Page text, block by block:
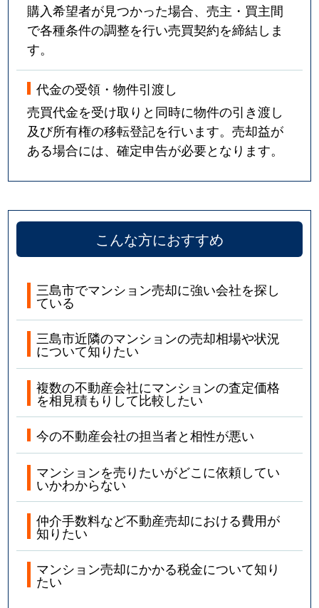
購入希望者が見つかった場合、売主・買主間
で各種条件の調整を行い売買契約を締結しま
す。
代金の受領・物件引渡し
売買代金を受け取りと同時に物件の引き渡し
及び所有権の移転登記を行います。売却益が
ある場合には、確定申告が必要となります。
こんな方におすすめ
三島市でマンション売却に強い会社を探し
ている
三島市近隣のマンションの売却相場や状況
について知りたい
複数の不動産会社にマンションの査定価格
を相見積もりして比較したい
今の不動産会社の担当者と相性が悪い
マンションを売りたいがどこに依頼してい
いかわからない
仲介手数料など不動産売却における費用が
知りたい
マンション売却にかかる税金について知り
たい